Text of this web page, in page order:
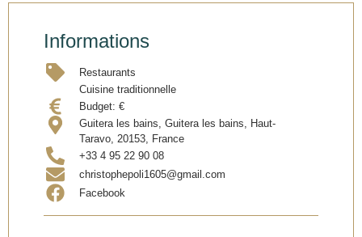
Informations
Restaurants
Cuisine traditionnelle
Budget: €
Guitera les bains, Guitera les bains, Haut-
Taravo, 20153, France
+33 4 95 22 90 08
christophepoli1605@gmail.com
Facebook